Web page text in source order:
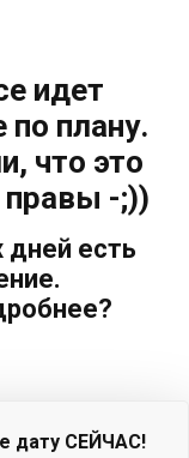
идет
по плану.
что это
правы -;))
дней есть
дату СЕЙЧАС!